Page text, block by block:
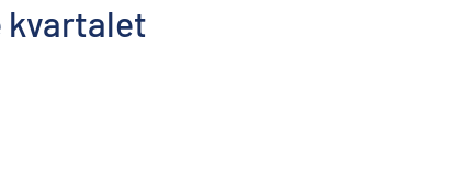
kvartalet